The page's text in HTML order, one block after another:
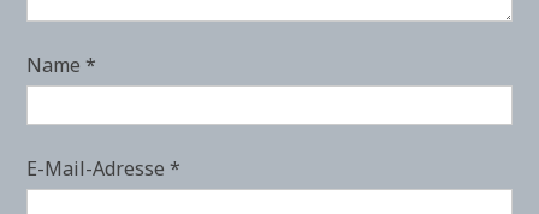
Name*
E-Mail-Adresse*